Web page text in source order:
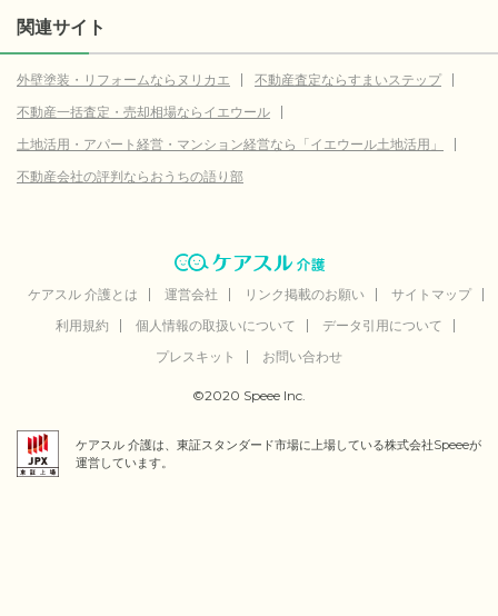
関連サイト
外壁塗装・リフォームならヌリカエ
不動産査定ならすまいステップ
不動産一括査定・売却相場ならイエウール
土地活用・アパート経営・マンション経営なら「イエウール土地活用」
不動産会社の評判ならおうちの語り部
ケアスル 介護とは 運営会社 リンク掲載のお願い
サイトマップ
利用規約
個人情報の取扱いについて
データ引用について
プレスキット
お問い合わせ
©2020 Speee Inc.
ケアスル 介護は、東証スタンダード市場に上場している株式会社Speeeが
運営しています。